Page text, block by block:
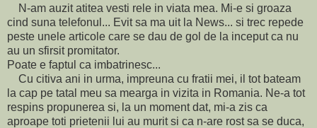
N-am auzit atitea vesti rele in viata mea. Mi-e si groaza
cind suna telefonul... Evit sa ma uit la News... si trec repede
peste unele articole care se dau de gol de la inceput ca nu
au un sfirsit promitator.
Poate e faptul ca imbatrinesc...
Cu citiva ani in urma, impreuna cu fratii mei, il tot bateam
la cap pe tatal meu sa mearga in vizita in Romania. Ne-a tot
respins propunerea si, la un moment dat, mi-a zis ca
aproape toti prietenii lui au murit si ca n-are rost sa se duca,